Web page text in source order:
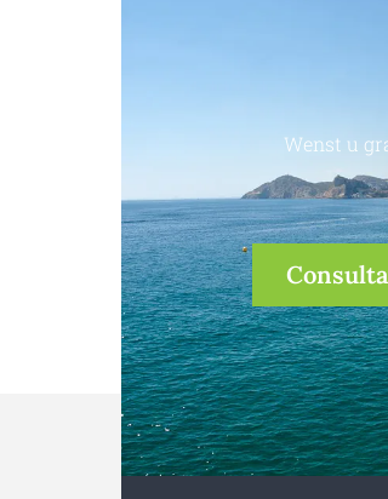
Wenst u